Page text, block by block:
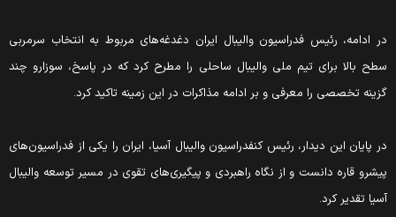
ادامه، رئیس فدراسیون والیبال ایران دغدغه‌های مربوط به انتخاب سرمربی
بالا برای تیم ملی والیبال ساحلی را مطرح کرد که در پاسخ، سوزارو چند
تخصصی را معرفی و بر ادامه مذاکرات در این زمینه تاکید کرد.
پایان این دیدار، رئیس کنفدراسیون والیبال آسیا، ایران را یکی از فدراسیون‌های
قاره دانست و از نگاه راهبردی و پیگیری‌های تقوی در مسیر توسعه والیبال
تقدیر کرد.